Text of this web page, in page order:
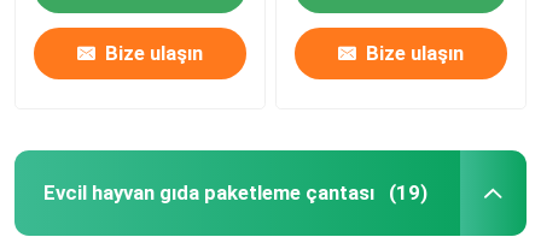
Bize ulaşın Bize ulaşın
Evcil hayvan gıda paketleme çantası (19)